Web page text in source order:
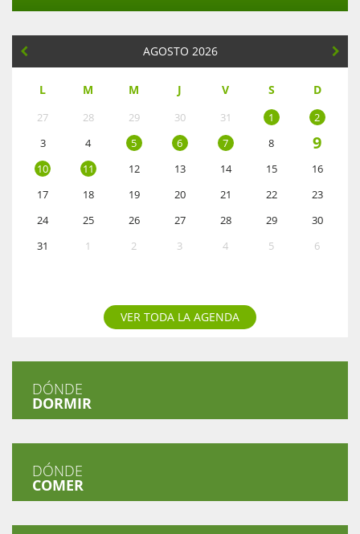
AGOSTO 2026
L M M J V S D
27 28 29 30 31 1
2
3
4 5 6 7 8 9
10 11 12 13 14 15
16
17
18 19 20 21 22
23
24
25 26 27 28 29
30
31
1 2 3 4 5 6
VER TODA LA AGENDA
DÓNDE
DORMIR
DÓNDE
COMER